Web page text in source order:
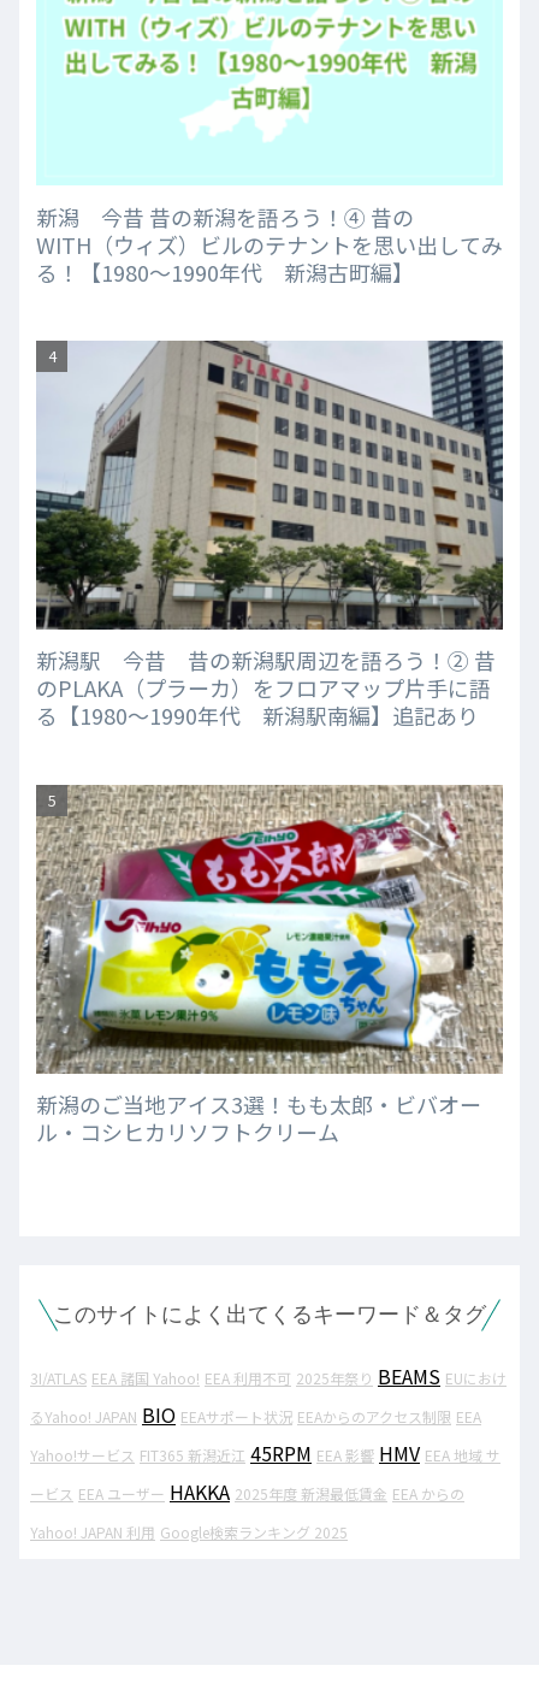
新潟 今昔 昔の新潟を語ろう！④ 昔の
WITH（ウィズ）ビルのテナントを思い出してみ
る！【1980～1990年代 新潟古町編】
新潟駅 今昔 昔の新潟駅周辺を語ろう！② 昔
のPLAKA（プラーカ）をフロアマップ片手に語
る【1980～1990年代 新潟駅南編】追記あり
新潟のご当地アイス3選！もも太郎・ビバオー
ル・コシヒカリソフトクリーム
このサイトによく出てくるキーワード＆タグ
3I/ATLAS EEA 諸国 Yahoo! EEA 利用不可 2025年祭り BEAMS EUにおけ
るYahoo! JAPAN BIO EEAサポート状況 EEAからのアクセス制限 EEA
Yahoo!サービス FIT365 新潟近江 45RPM EEA 影響 HMV EEA 地域 サ
ービス EEA ユーザー HAKKA 2025年度 新潟最低賃金 EEA からの
Yahoo! JAPAN 利用 Google検索ランキング 2025